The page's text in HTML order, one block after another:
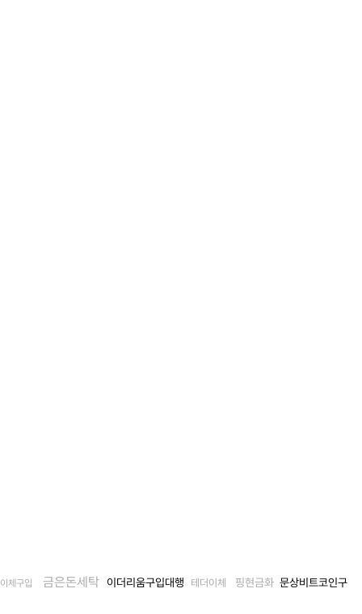
체구입 금은돈세탁 이더리움구입대행 테더이체 핑현금화 문상비트코인구